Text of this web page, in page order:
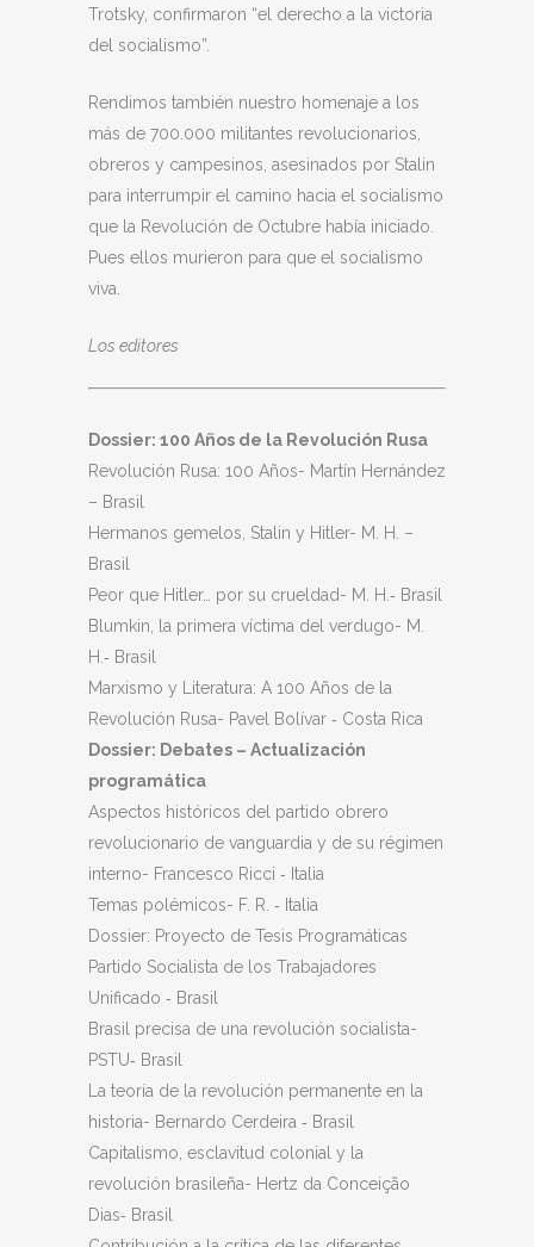
Trotsky, confirmaron “el derecho a la victoria
del socialismo”.
Rendimos también nuestro homenaje a los
más de 700.000 militantes revolucionarios,
obreros y campesinos, asesinados por Stalin
para interrumpir el camino hacia el socialismo
que la Revolución de Octubre había iniciado.
Pues ellos murieron para que el socialismo
viva.
Los editores
Dossier: 100 Años de la Revolución Rusa
Revolución Rusa: 100 Años- Martín Hernández
– Brasil
Hermanos gemelos, Stalin y Hitler- M. H. –
Brasil
Peor que Hitler… por su crueldad- M. H.‐ Brasil
Blumkin, la primera víctima del verdugo- M.
H.‐ Brasil
Marxismo y Literatura: A 100 Años de la
Revolución Rusa- Pavel Bolívar ‐ Costa Rica
Dossier: Debates – Actualización
programática
Aspectos históricos del partido obrero
revolucionario de vanguardia y de su régimen
interno- Francesco Ricci ‐ Italia
Temas polémicos- F. R. ‐ Italia
Dossier: Proyecto de Tesis Programáticas
Partido Socialista de los Trabajadores
Unificado ‐ Brasil
Brasil precisa de una revolución socialista-
PSTU‐ Brasil
La teoría de la revolución permanente en la
historia- Bernardo Cerdeira ‐ Brasil
Capitalismo, esclavitud colonial y la
revolución brasileña- Hertz da Conceição
Dias‐ Brasil